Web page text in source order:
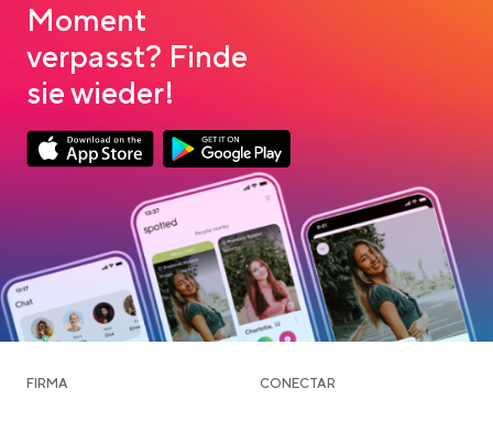
Moment
verpasst? Finde
sie wieder!
Google Play Download
FIRMA CONECTAR